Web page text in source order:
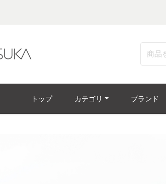
トップ カテゴリ ブランド